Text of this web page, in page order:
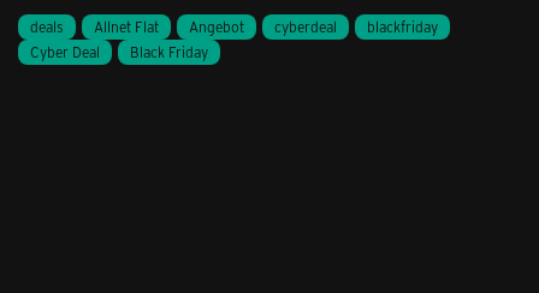
deals Allnet Flat Angebot cyberdeal
blackfriday
Cyber Deal
Black Friday